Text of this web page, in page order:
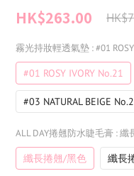
HK$263.00
霧光持妝輕透氣墊 : #01
#01 ROSY IVORY No.21
#03 NATURAL BEIGE
ALL DAY捲翹防水睫毛膏 : 纖
纖長捲翹/黑色 纖長